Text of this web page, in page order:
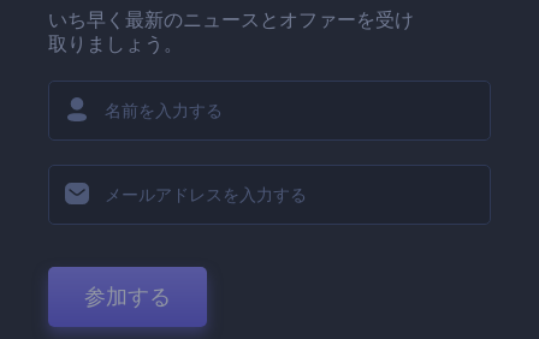
いち早く最新のニュースとオファーを受け
取りましょう。
参加する